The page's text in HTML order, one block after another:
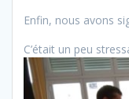
Enfin, nous avons
C’était un peu